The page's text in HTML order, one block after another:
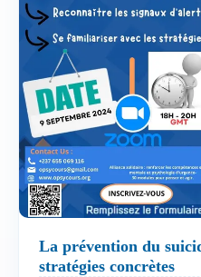
La prévention du
stratégies concrètes